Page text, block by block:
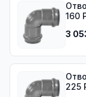
160
3
225